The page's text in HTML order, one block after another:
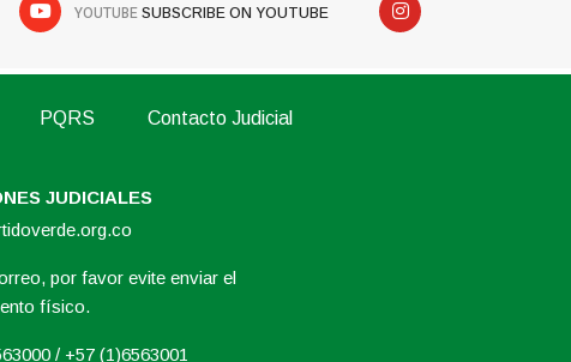
YOUTUBE SUBSCRIBE ON YOUTUBE
PQRS Contacto Judicial
JUDICIALES
por favor evite enviar el
físico.
/ +57 (1)6563001